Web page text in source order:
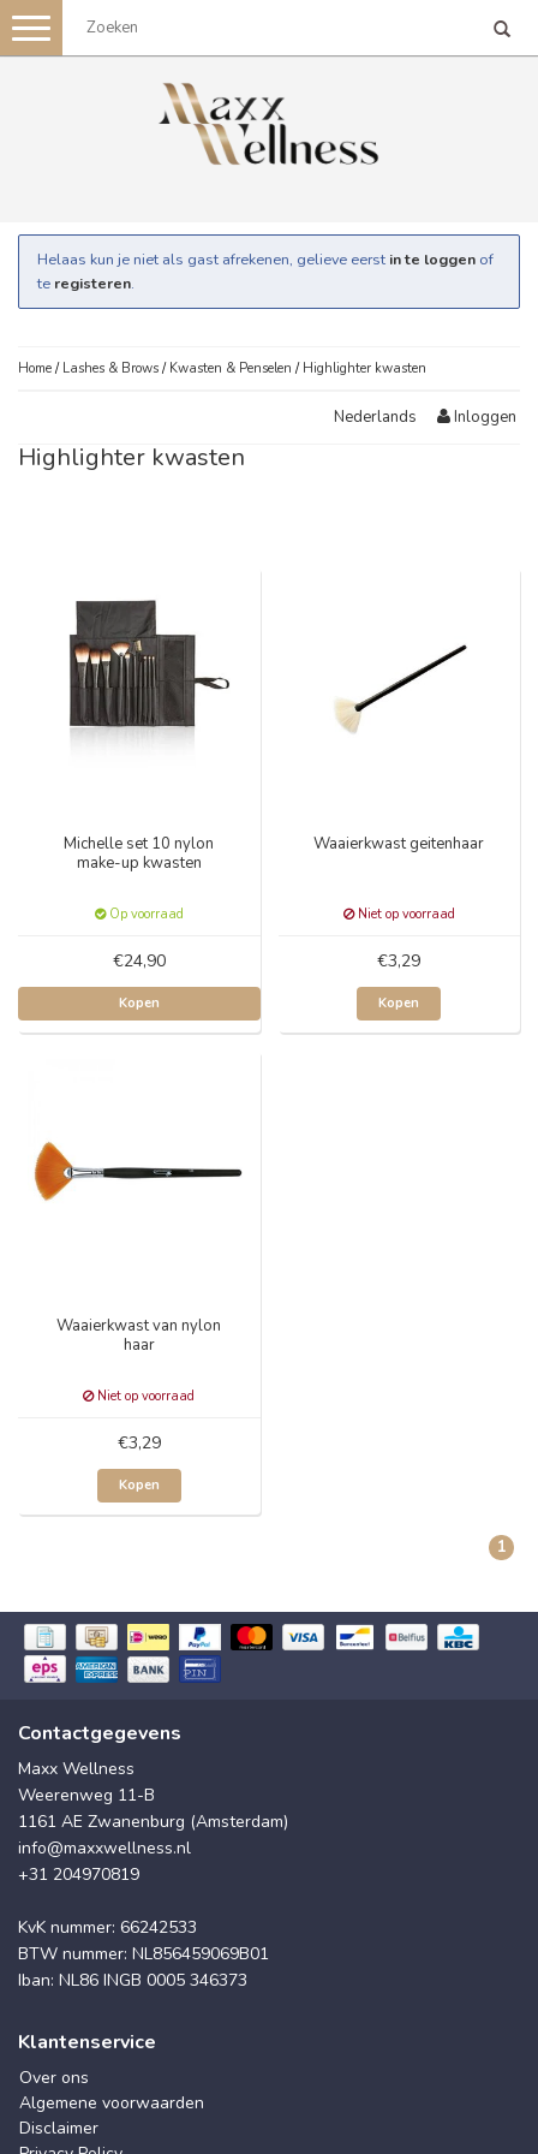
Toggle
navigation
Helaas kun je niet als gast afrekenen, gelieve eerst in te loggen of
te registeren.
Home / Lashes & Brows / Kwasten & Penselen / Highlighter kwasten
Nederlands Inloggen
Highlighter kwasten
Michelle set 10 nylon
make-up kwasten
Op voorraad
€24,90
Kopen
Waaierkwast geitenhaar
Niet op voorraad
€3,29
Kopen
Waaierkwast van nylon
haar
Niet op voorraad
€3,29
Kopen
1
Contactgegevens
Maxx Wellness
Weerenweg 11-B
1161 AE Zwanenburg (Amsterdam)
info@maxxwellness.nl
+31 204970819
KvK nummer: 66242533
BTW nummer: NL856459069B01
Iban: NL86 INGB 0005 346373
Klantenservice
Over ons
Algemene voorwaarden
Disclaimer